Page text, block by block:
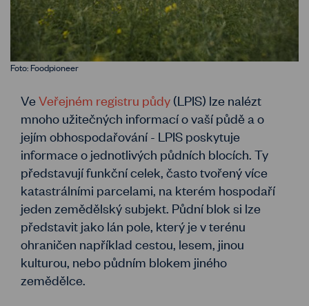
Foto: Foodpioneer
VeVeřejném registru půdy(LPIS) lze nalézt
mnoho užitečných informací o vaší půdě a o
jejím obhospodařování - LPIS poskytuje
informace o jednotlivých půdních blocích. Ty
představují funkční celek, často tvořený více
katastrálními parcelami, na kterém hospodaří
jeden zemědělský subjekt. Půdní blok si lze
představit jako lán pole, který je v terénu
ohraničen například cestou, lesem, jinou
kulturou, nebo půdním blokem jiného
zemědělce.